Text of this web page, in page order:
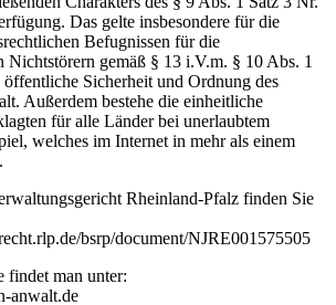
Das gelte insbesondere für die
Befugnissen für die
Nichtstörern gemäß § 13 i.V.m. § 10 Abs. 1
öffentliche Sicherheit und Ordnung des
Außerdem bestehe die einheitliche
für alle Länder bei unerlaubtem
welches im Internet in mehr als einem
Rheinland-Pfalz finden Sie
bsrp/document/NJRE001575505
findet man unter:
anwalt.de